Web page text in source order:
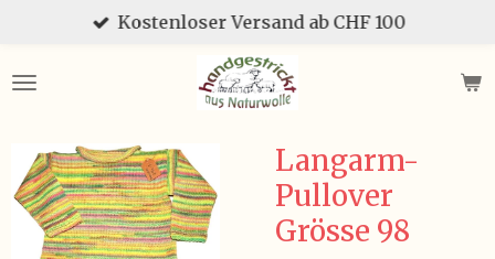
springen
Kostenloser Versand ab CHF 100
Langarm-
Pullover
Grösse 98